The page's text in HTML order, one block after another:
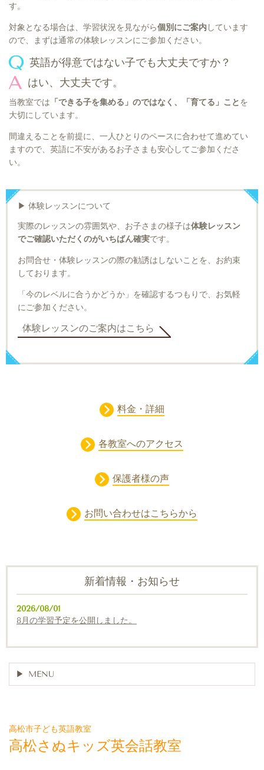
す。
対象となる場合は、学習状況を見ながら個別にご案内 しています
ので、まずは通常の体験レッスンにご参加ください。
英語が得意ではない子でも大丈夫ですか？
はい、大丈夫です。
当教室では 「できる子を集める」のではなく、「育てる」ことを
大切にしています。
間違えることを前提に、一人ひとりのペースに合わせて進めてい
ますので、英語に不安があるお子さまも安心してご参加くださ
い。
▶ 体験レッスンについて
実際のレッスンの雰囲気や、お子さまの様子は体験レッスン
でご確認いただくのがいちばん確実です。
お問合せ・体験レッスンの際の勧誘はしないことを、お約束
しております。
「今のレベルに合うかどうか」を確認するつもりで、お気軽
にご参加ください。
体験レッスンのご案内はこちら
料金・詳細
各教室へのアクセス
保護者様の声
お問い合わせはこちらから
新着情報・お知らせ
2026/08/01
8月の学習予定を公開しました。
MENU
高松市子ども英語教室
高松さぬキッズ英会話教室